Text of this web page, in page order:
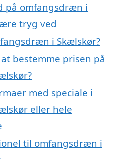
på omfangsdræn i
tryg ved
i Skælskør?
bestemme prisen på
med speciale i
eller hele
til omfangsdræn i